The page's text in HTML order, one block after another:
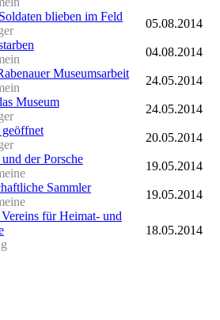
blieben im Feld
05.08.2014
04.08.2014
Museumsarbeit
24.05.2014
Museum
24.05.2014
geöffnet
20.05.2014
der Porsche
19.05.2014
Sammler
19.05.2014
für Heimat- und
18.05.2014